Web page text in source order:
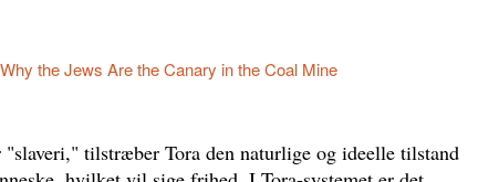
Why the Jews Are the Canary in the Coal Mine
tilstræber Tora den naturlige og ideelle tilstand